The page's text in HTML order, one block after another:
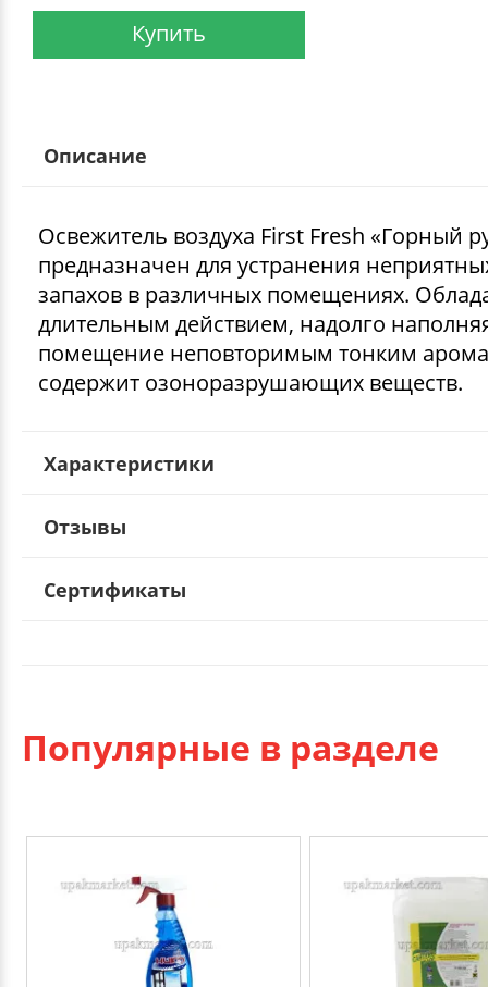
Купить
Описание
Освежитель воздуха First Fresh «Горный
предназначен для устранения
запахов в различных помещениях.
длительным действием, надолго
помещение неповторимым тонким
содержит озоноразрушающих веществ.
Характеристики
Отзывы
Сертификаты
Популярные в разделе